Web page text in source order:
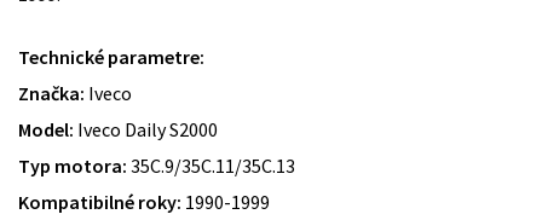
Technické parametre:
Značka: Iveco
Model: Iveco Daily S2000
Typ motora: 35C.9/35C.11/35C.13
Kompatibilné roky: 1990-1999